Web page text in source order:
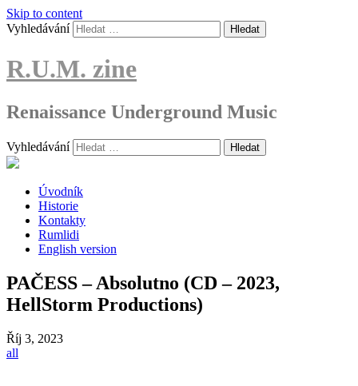
Skip to content
Vyhledávání
R.U.M. zine
Renaissance Underground Music
Vyhledávání
Úvodník
Historie
Kontakty
Rumlidi
English version
PAČESS – Absolutno (CD – 2023,
HellStorm Productions)
Říj 3, 2023
all